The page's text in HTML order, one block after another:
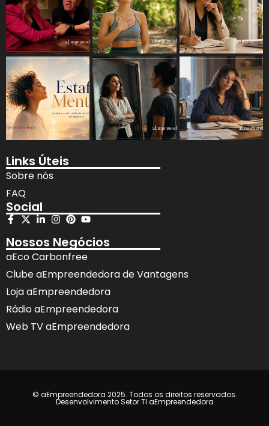
Links Úteis
Sobre nós
FAQ
Social
Nossos Negócios
aEco Carbonfree
Clube aEmpreendedora de Vantagens
Loja aEmpreendedora
Rádio aEmpreendedora
Web TV aEmpreendedora
© aEmpreendedora 2025. Todos os direitos reservados.
Desenvolvimento Setor TI aEmpreendedora